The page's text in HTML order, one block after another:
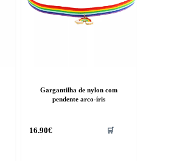
Gargantilha de nylon com
pendente arco-íris
16.90€ 🛒